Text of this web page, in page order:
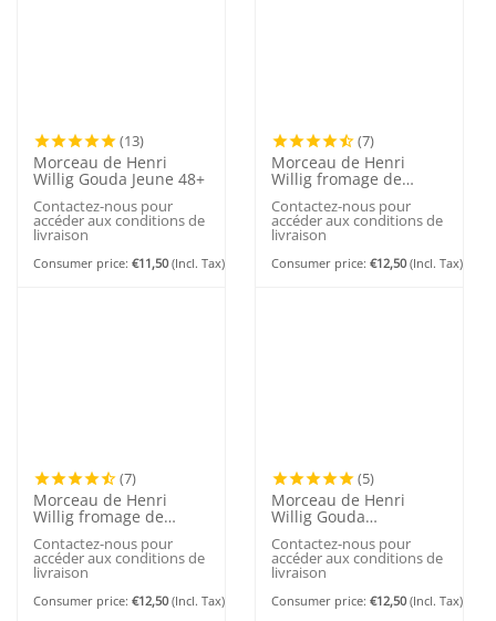
(13)
Morceau de Henri
Willig Gouda Jeune 48+
Contactez-nous pour
accéder aux conditions de
livraison
Consumer price:€11,50(Incl. Tax)
(7)
Morceau de Henri
Willig fromage de
vache Hot & Spicy 50+
Contactez-nous pour
accéder aux conditions de
livraison
Consumer price:€12,50(Incl. Tax)
(7)
Morceau de Henri
Willig fromage de
vache aux herbes
italiennes
Contactez-nous pour
accéder aux conditions de
livraison
Consumer price:€12,50(Incl. Tax)
(5)
Morceau de Henri
Willig Gouda
biologique jeune 50+
Contactez-nous pour
accéder aux conditions de
livraison
Consumer price:€12,50(Incl. Tax)